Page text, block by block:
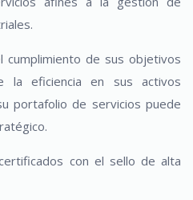
cumplimiento de sus objetivos
la eficiencia en sus activos
portafolio de servicios puede
con el sello de alta